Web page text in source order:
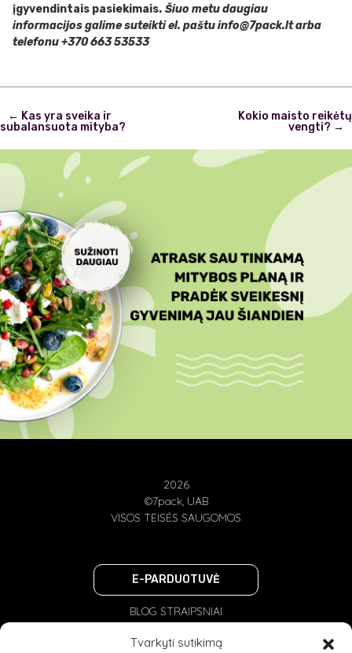
Tvarkyti sutikimą
įgyvendintais pasiekimais. Šiuo metu daugiau
informacijos galime suteikti el. paštuinfo@7pack.ltarba
telefonu +370 663 53533
Post
navigation
Kokio maisto reikėtų
vengti? →
← Kas yra sveika ir
subalansuota mityba?
2026
©7pack, UAB
VISOS TEISĖS SAUGOMOS
E-PARDUOTUVĖ
BLOG STRAIPSNIAI
PRIVATUMO POLITIKA